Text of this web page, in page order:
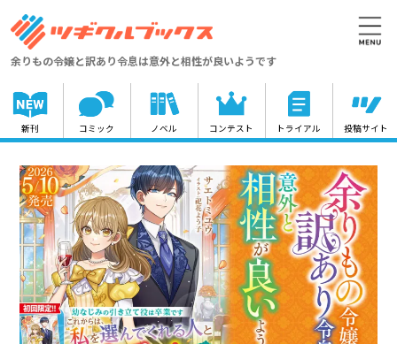
余りもの令嬢と訳あり令息は意外と相性が良いようです
新刊 コミック ノベル コンテスト トライアル 投稿サイト